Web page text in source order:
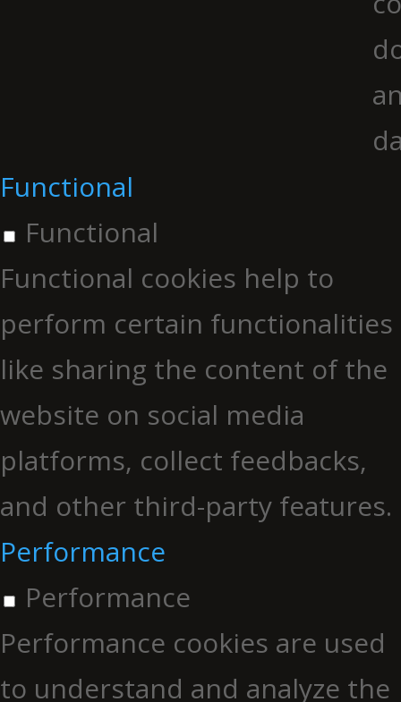
Functional
Functional
Functional cookies help to
perform certain functionalities
like sharing the content of the
website on social media
platforms, collect feedbacks,
and other third-party features.
Performance
Performance
Performance cookies are used
to understand and analyze the